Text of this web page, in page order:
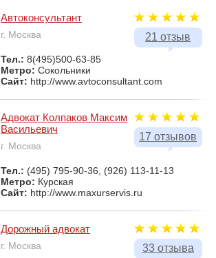
21 отзыв
Автоконсультант
г. Москва
Тел.: 8(495)500-63-85
Метро: Сокольники
Сайт: http://www.avtoconsultant.com
17 отзывов
Адвокат Колпаков Максим
Васильевич
г. Москва
Тел.: (495) 795-90-36, (926) 113-11-13
Метро: Курская
Сайт: http://www.maxurservis.ru
33 отзыва
Дорожный адвокат
г. Москва